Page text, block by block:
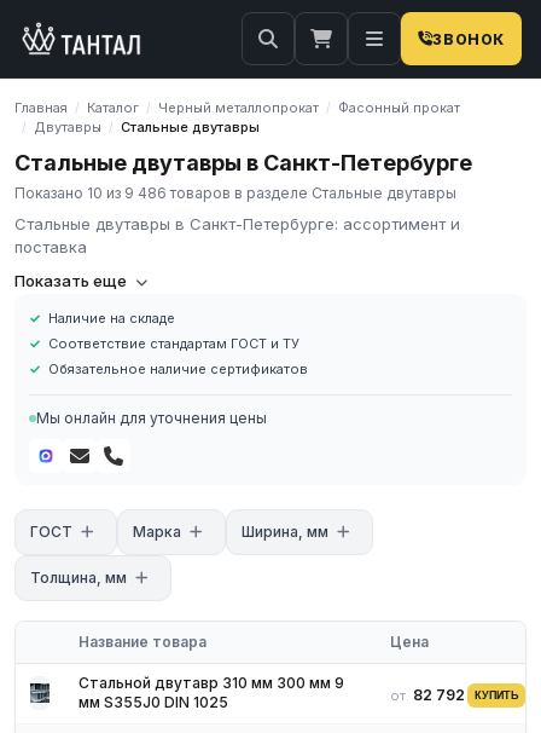
ЗВОНОК
Главная / Каталог / Черный металлопрокат / Фасонный прокат
/ Двутавры / Стальные двутавры
Стальные двутавры в Санкт-Петербурге
Показано 10 из 9 486 товаров в разделе Стальные двутавры
Стальные двутавры в Санкт-Петербурге: ассортимент и
поставка
Стальные двутавры
длинномерных изделий выпускаемых черной металлургией.
Данный вид стандартного профильного проката образован
с поперечным сечением близкое по конфигурации литере "Н".
Для производства стальных двутавров используются
углеродистая содержащая большой процент углерода;
низколегированная - сплав железа с углеродом,
обогащенный легирующими компонентами, улучшающих его
физико-химическую характеристику.
Классификация
Показать еще
Наличие на складе
Соответствие стандартам ГОСТ и ТУ
Обязательное наличие сертификатов
Мы онлайн для уточнения цены
ГОСТ Марка Ширина, мм
Толщина, мм
Название товара Цена
Стальной двутавр 310 мм 300 мм 9
мм S355J0 DIN 1025
от 82 792 ₽КУПИТЬ